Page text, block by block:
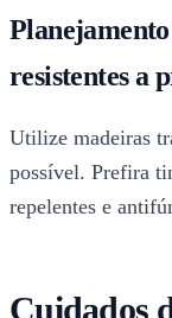
resistentes a
Utilize madeiras
possível. Prefira
repelentes e
Cuidados